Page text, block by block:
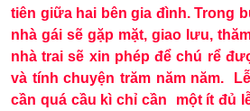
tiên giữa hai bên gia đình. Trong
nhà gái sẽ gặp mặt, giao lưu,
nhà trai sẽ xin phép để chú rể
và tính chuyện trăm năm năm.
cần quá cầu kì chỉ cần một ít đủ